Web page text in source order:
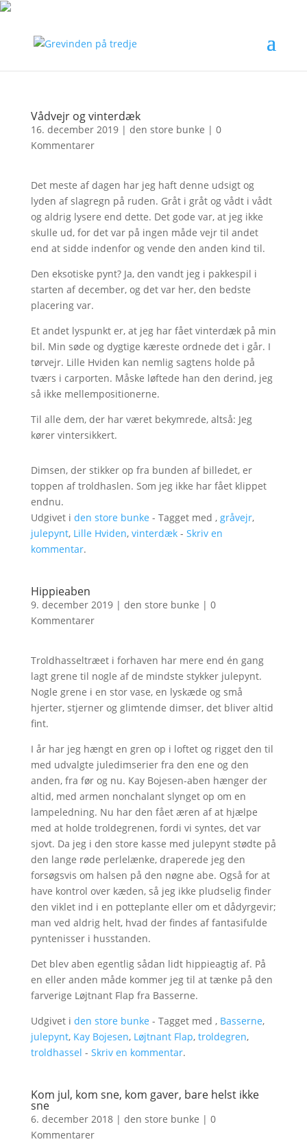
Vådvejr og vinterdæk
16. december 2019| den store bunke | 0
Kommentarer
Det meste af dagen har jeg haft denne udsigt og
lyden af slagregn på ruden. Gråt i gråt og vådt i vådt
og aldrig lysere end dette. Det gode var, at jeg ikke
skulle ud, for det var på ingen måde vejr til andet
end at sidde indenfor og vende den anden kind til.
Den eksotiske pynt? Ja, den vandt jeg i pakkespil i
starten af december, og det var her, den bedste
placering var.
Et andet lyspunkt er, at jeg har fået vinterdæk på min
bil. Min søde og dygtige kæreste ordnede det i går. I
tørvejr. Lille Hviden kan nemlig sagtens holde på
tværs i carporten. Måske løftede han den derind, jeg
så ikke mellempositionerne.
Til alle dem, der har været bekymrede, altså: Jeg
kører vintersikkert.
Dimsen, der stikker op fra bunden af billedet, er
toppen af troldhaslen. Som jeg ikke har fået klippet
endnu.
Udgivet i den store bunke - Tagget med , gråvejr,
julepynt, Lille Hviden, vinterdæk- Skriv en
kommentar.
Hippieaben
9. december 2019| den store bunke | 0
Kommentarer
Troldhasseltræet i forhaven har mere end én gang
lagt grene til nogle af de mindste stykker julepynt.
Nogle grene i en stor vase, en lyskæde og små
hjerter, stjerner og glimtende dimser, det bliver altid
fint.
I år har jeg hængt en gren op i loftet og rigget den til
med udvalgte juledimserier fra den ene og den
anden, fra før og nu. Kay Bojesen-aben hænger der
altid, med armen nonchalant slynget op om en
lampeledning. Nu har den fået æren af at hjælpe
med at holde troldegrenen, fordi vi syntes, det var
sjovt. Da jeg i den store kasse med julepynt stødte på
den lange røde perlelænke, draperede jeg den
forsøgsvis om halsen på den nøgne abe. Også for at
have kontrol over kæden, så jeg ikke pludselig finder
den viklet ind i en potteplante eller om et dådyrgevir;
man ved aldrig helt, hvad der findes af fantasifulde
pyntenisser i husstanden.
Det blev aben egentlig sådan lidt hippieagtig af. På
en eller anden måde kommer jeg til at tænke på den
farverige Løjtnant Flap fra Basserne.
Udgivet i den store bunke - Tagget med , Basserne,
julepynt, Kay Bojesen, Løjtnant Flap, troldegren,
troldhassel - Skriv en kommentar.
Kom jul, kom sne, kom gaver, bare helst ikke
sne
6. december 2018| den store bunke | 0
Kommentarer